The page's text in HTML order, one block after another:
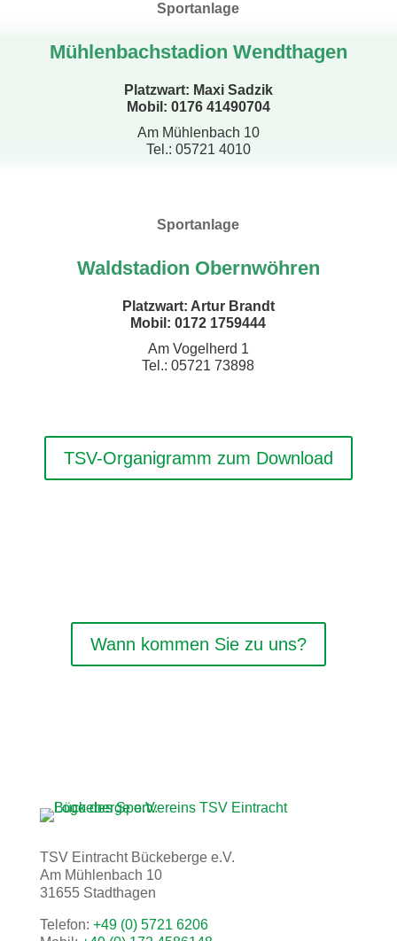
Sportanlage
Mühlenbachstadion Wendthagen
Platzwart: Maxi Sadzik
Mobil: 0176 41490704
Am Mühlenbach 10
Tel.: 05721 4010
Sportanlage
Waldstadion Obernwöhren
Platzwart: Artur Brandt
Mobil: 0172 1759444
Am Vogelherd 1
Tel.: 05721 73898
TSV-Organigramm zum Download
Wann kommen Sie zu uns?
TSV Eintracht Bückeberge e.V.
Am Mühlenbach 10
31655 Stadthagen
Telefon: +49 (0) 5721 6206